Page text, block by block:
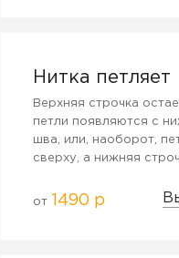
Нитка петляет
Верхняя строчка
петли появляются с
шва, или, наоборот,
сверху, а нижняя
от 1490 р